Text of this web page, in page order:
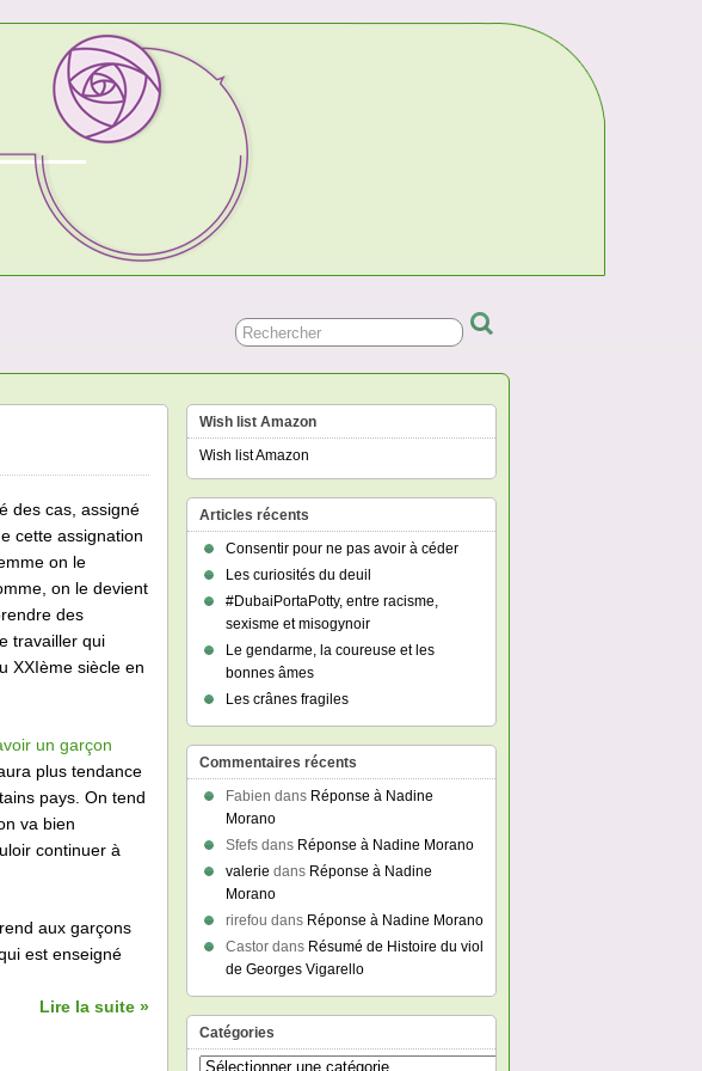
des cas, assigné
cette assignation
on le
on le devient
des
travailler qui
XXIème siècle en
un garçon
plus tendance
pays. On tend
va bien
continuer à
aux garçons
est enseigné
Lire la suite »
Wish list Amazon
Wish list Amazon
Articles récents
Consentir pour ne pas avoir à céder
Les curiosités du deuil
#DubaiPortaPotty, entre racisme,
sexisme et misogynoir
Le gendarme, la coureuse et les
bonnes âmes
Les crânes fragiles
Commentaires récents
Fabien dans Réponse à Nadine
Morano
Sfefs dans Réponse à Nadine Morano
valerie dans Réponse à Nadine
Morano
rirefou dans Réponse à Nadine Morano
Castor dans Résumé de Histoire du viol
de Georges Vigarello
Catégories
Catégories